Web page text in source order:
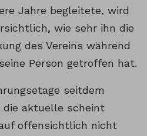
Jahre begleitete, wird
wie sehr ihn die
des Vereins während
Person getroffen hat.
seitdem
die aktuelle scheint
offensichtlich nicht